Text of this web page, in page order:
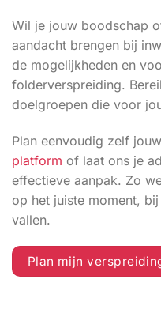
Wil je jouw boodschap
aandacht brengen bij
de mogelijkheden en
folderverspreiding.
doelgroepen die voor
Plan eenvoudig zelf
platform of laat ons je
effectieve aanpak. Zo
op het juiste moment,
vallen.
Plan mijn